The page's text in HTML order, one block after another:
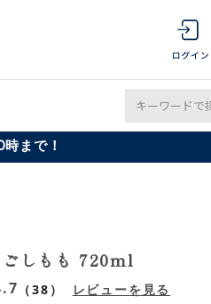
まで！
しもも 720ml
（38） レビューを見る